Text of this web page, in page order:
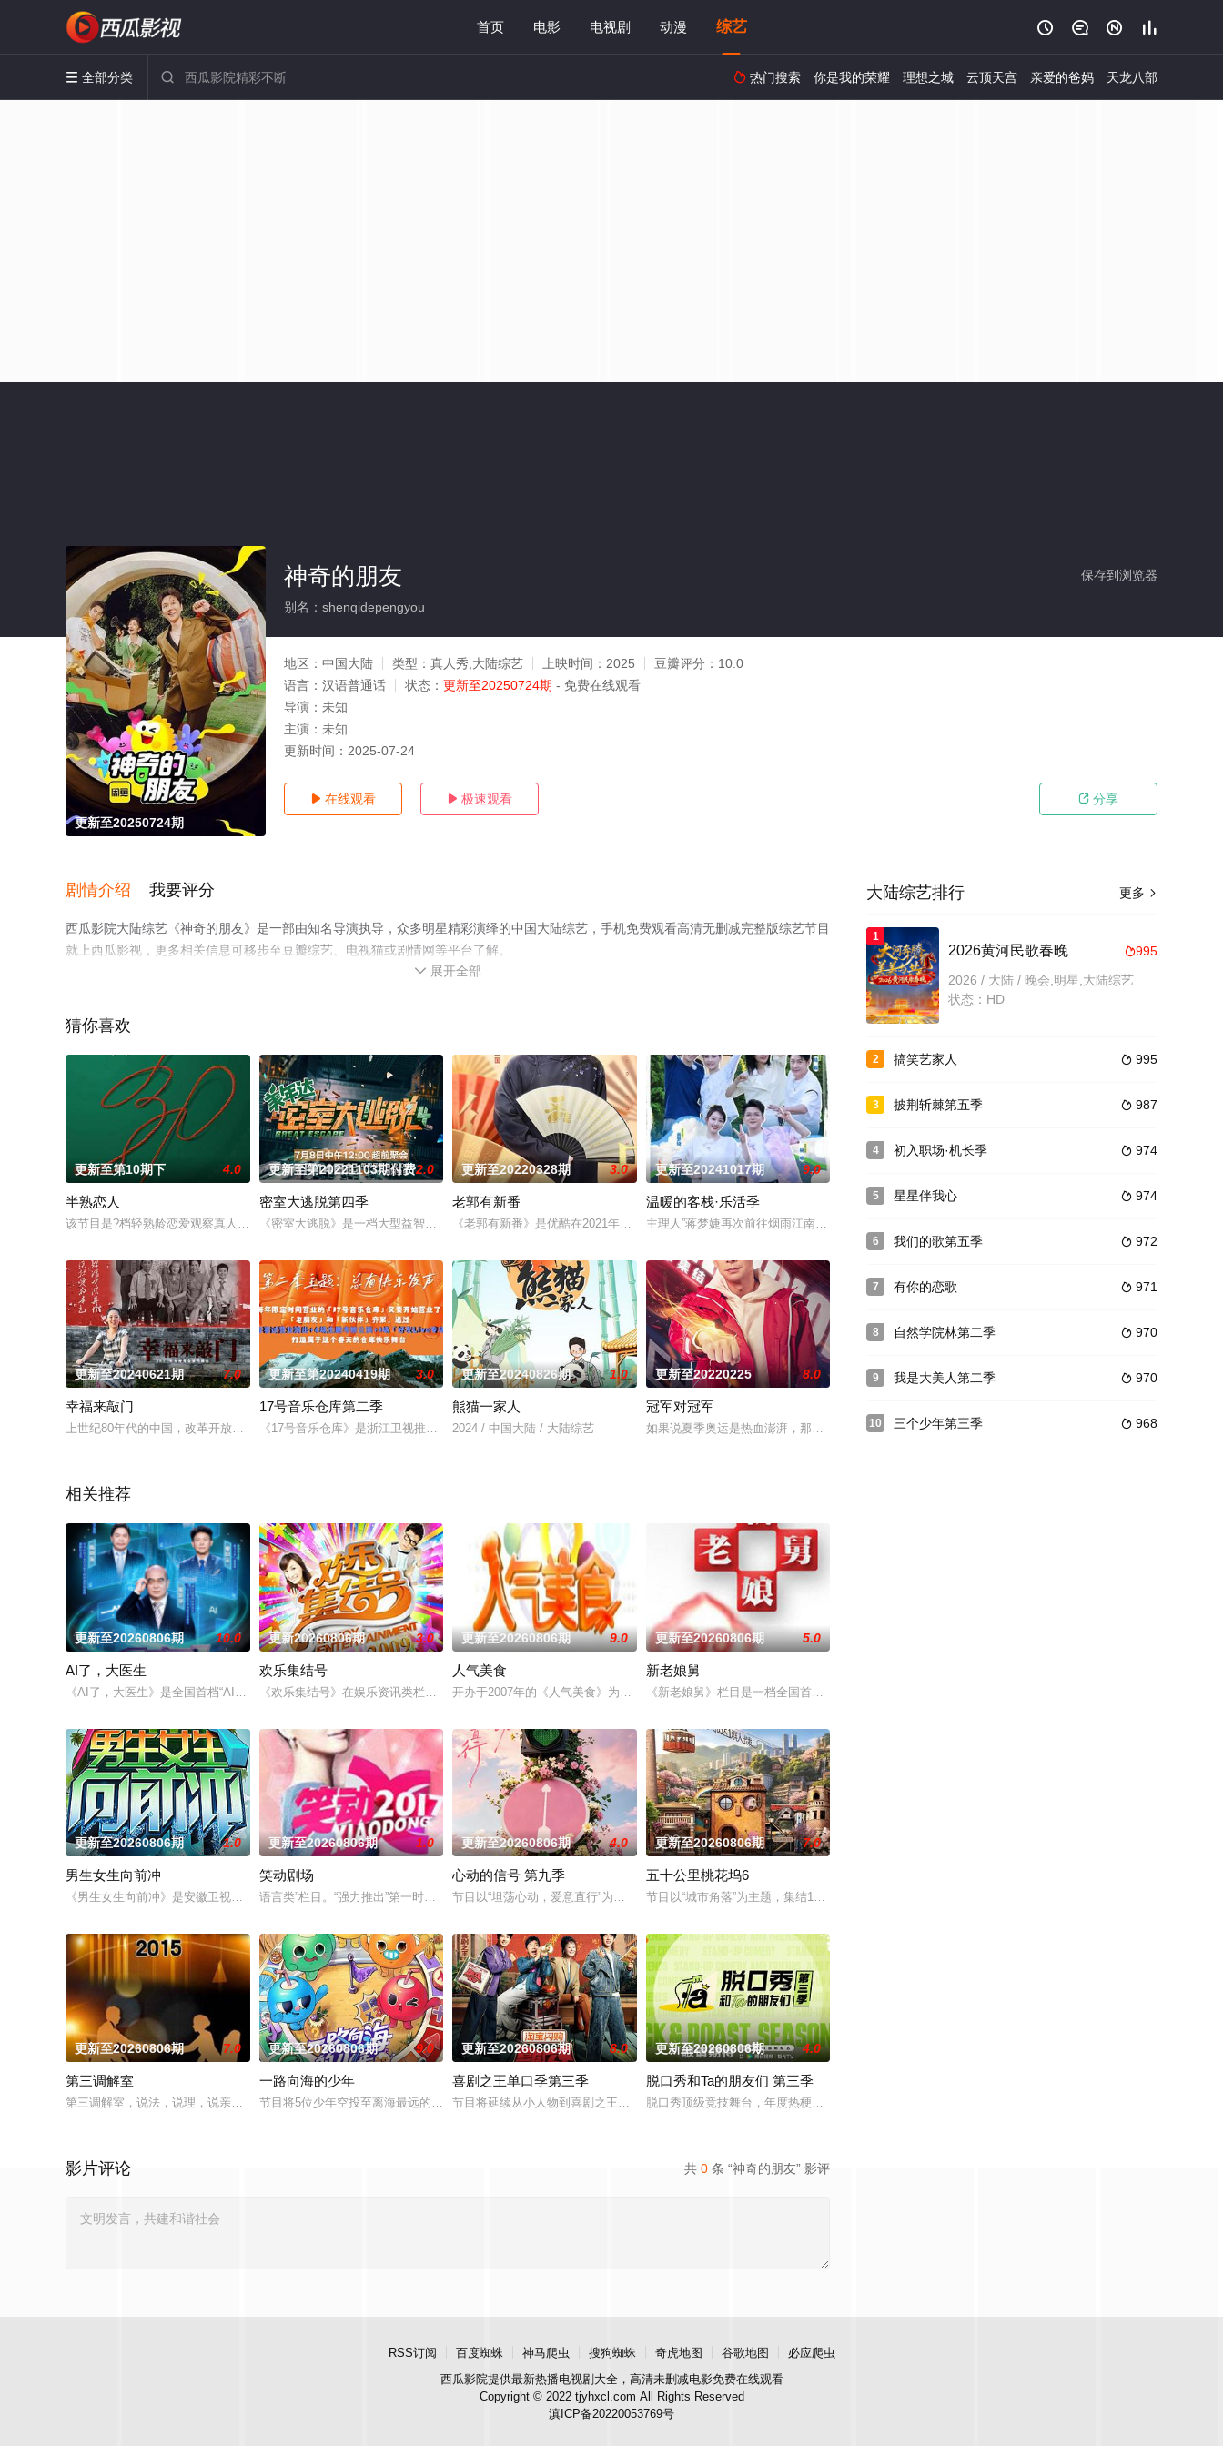
首页 电影 电视剧 动漫 综艺    
 全部分类   热门搜索 你是我的荣耀 理想之城 云顶天宫 亲爱的爸妈 天龙八部
更新至20250724期
保存到浏览器
神奇的朋友
别名：shenqidepengyou
地区： 中国大陆 类型： 真人秀,大陆综艺 上映时间： 2025 豆瓣评分： 10.0
语言： 汉语普通话 状态： 更新至20250724期 - 免费在线观看
导演： 未知
主演： 未知
更新时间： 2025-07-24
 在线观看  极速观看  分享
剧情介绍 我要评分
西瓜影院大陆综艺《神奇的朋友》是一部由知名导演执导，众多明星精彩演绎的中国大陆综艺，手机免费观看高清无删减完整版综艺节目
就上西瓜影视，更多相关信息可移步至豆瓣综艺、电视猫或剧情网等平台了解。
。
 展开全部
猜你喜欢
更新至第10期下 4.0
半熟恋人
该节目是?档轻熟龄恋爱观察真人秀。一群都市轻熟龄男女，历经一场棋逢对手的恋爱，冲破试探与体面、理智与克制，以更成熟与纯粹的姿态
更新至第20221103期付费2.0
密室大逃脱第四季
《密室大逃脱》是一档大型益智类实景解密互动真人秀。节目由嘉宾玩家倾力合作，进入不同主题故事置景内的“密室“演播室，全未知、不限
更新至20220328期 3.0
老郭有新番
《老郭有新番》是优酷在2021年全新推出的郭德纲潮派说书文化综艺节目，节目第一季将以《三国演义》文学故事为基础，在历史演绎故事
更新至20241017期 9.0
温暖的客栈·乐活季
主理人”蒋梦婕再次前往烟雨江南、慢城扬州，在远离都市喧嚣的田间一隅经营起“温暖的客栈”。每期邀请一位
更新至20240621期 7.0
幸福来敲门
上世纪80年代的中国，改革开放刚刚起步，民风依然保守古朴。在老北京城的小庄西里，居住着一个颇有些惹眼的女子。她名叫江路（蒋雯丽
更新至第20240419期 3.0
17号音乐仓库第二季
《17号音乐仓库》是浙江卫视推出的音乐人LiveHouse经营类真人秀，节目集结五位音乐人以归零的姿态重启音乐旅程，用音乐感怀
更新至20240826期 1.0
熊猫一家人
2024 / 中国大陆 / 大陆综艺
更新至20220225 8.0
冠军对冠军
如果说夏季奥运是热血澎湃，那冬季奥运带来的便是极致的冰雪魅力，当夏奥与冬奥相遇，就有了冠军对冠军
相关推荐
更新至20260806期 10.0
AI了，大医生
《AI了，大医生》是全国首档“AI+医学”全媒体健康科普节目，第一季大咖季由湖北广播电视台联合湖北省医师协会策划推出，“人民英
更新20260806期 3.0
欢乐集结号
《欢乐集结号》在娱乐资讯类栏目中一枝独秀，领跑全国，是辽宁卫视唯一一档以报道娱乐动态、解读文化现象、重温经典作品为内容的专题栏
更新至20260806期 9.0
人气美食
开办于2007年的《人气美食》为美食榜单、人气小店、民间美食、烹饪厨艺和饮食风俗为主要内容的美食文化节目。《人气美食》为星尚传
更新至20260806期 5.0
新老娘舅
《新老娘舅》栏目是一档全国首创的调解类谈话节目，由新娱乐和上海市司法局联合制作。节目以调解百姓纠
更新至20260806期 1.0
男生女生向前冲
《男生女生向前冲》是安徽卫视的一档全民榜样健身节目。从2010年开始，《男生女生向前冲》已经连续播出三年，形成了自身的品牌规模
更新至20260806期 1.0
笑动剧场
语言类”栏目。“强力推出”第一时段，独创“幽默评书”打造北京风格，“坚守稳固”第二时段，坚持有“亲和力”的专业化道路，“独具匠
更新至20260806期 4.0
心动的信号 第九季
节目以“坦荡心动，爱意直行”为核心主题，聚焦真诚直白的新式恋爱，告别无效拉扯，走进心动小屋，见证单身青年之间萌生的浪漫情愫。
更新至20260806期 7.0
五十公里桃花坞6
节目以“城市角落”为主题，集结15位多元坞民通过21天的共同生活与亲手建造，探索"在不够理想的环境中，如
更新至20260806期 7.0
第三调解室
第三调解室，说法，说理，说亲情。第三调解室是国内第一档具有法律效力的排解矛盾、化解纠纷的电视节目。节目将司法局的人民调解室，公
更新至20260806期 9.0
一路向海的少年
节目将5位少年空投至离海最远的大陆腹地，他们只有一辆车和一车椰子们，通过在途径补给站完成挑战任务，获取里程盲盒，一路向海，最终
更新至20260806期 8.0
喜剧之王单口季第三季
节目将延续从小人物到喜剧之王的故事，汇聚来自全国各地脱口秀俱乐部的优秀单口喜剧演员和漫才组合。每一位“小人物”都将带着真实感与
更新至20260806期 4.0
脱口秀和Ta的朋友们 第三季
脱口秀顶级竞技舞台，年度热梗发源地，2026夏天准时快乐
共 0 条 “神奇的朋友” 影评
影片评论
更多 
大陆综艺排行
1
995
2026黄河民歌春晚
2026 / 大陆 / 晚会,明星,大陆综艺
状态：HD
2  995
搞笑艺家人
3  987
披荆斩棘第五季
4  974
初入职场·机长季
5  974
星星伴我心
6  972
我们的歌第五季
7  971
有你的恋歌
8  970
自然学院林第二季
9  970
我是大美人第二季
10  968
三个少年第三季
RSS订阅 百度蜘蛛 神马爬虫 搜狗蜘蛛 奇虎地图 谷歌地图
必应爬虫
西瓜影院提供最新热播电视剧大全，高清未删减电影免费在线观看
Copyright © 2022 tjyhxcl.com All Rights Reserved
滇ICP备20220053769号